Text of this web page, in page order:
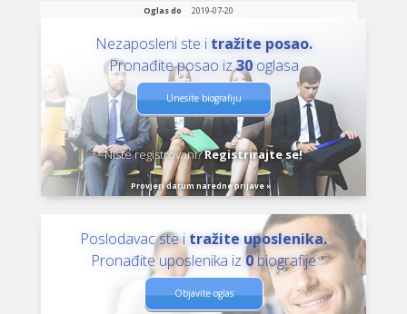
Oglas do
2019-07-20
Nezaposleni ste i tražite posao.
Pronađite posao iz30oglasa
Unesite biografiju
Niste registrovani?Registrirajte se!
Provjeri datum naredne prijave »
Poslodavac ste i tražite uposlenika.
Pronađite uposlenika iz 0biografije
Objavite oglas